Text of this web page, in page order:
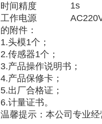
时间精度
1s
工作电源
的附件：
1.头模1个；
2.传感器1个；
3.产品操作说明书；
4.产品保修卡；
5.出厂合格证；
6.计量证书。
温馨提示：本公司专业